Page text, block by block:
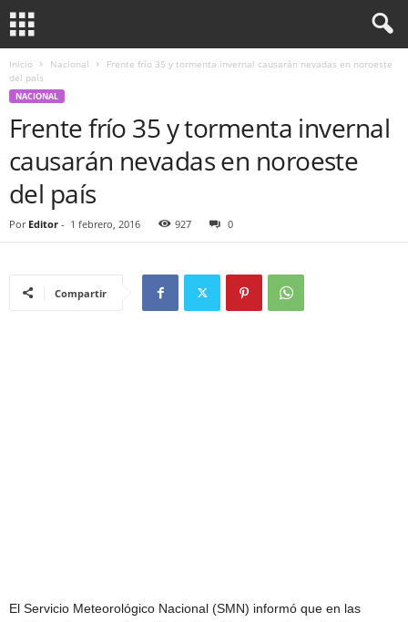
Inicio Nacional
Frente frío 35 y tormenta invernal causarán nevadas en noroeste
del país
NACIONAL
Frente frío 35 y tormenta invernal
causarán nevadas en noroeste
del país
Por Editor - 1 febrero, 2016 927 0
Compartir
El Servicio Meteorológico Nacional (SMN) informó que en las